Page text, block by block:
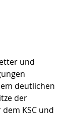
und
deutlichen
der
KSC und